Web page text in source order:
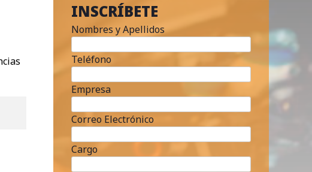
INSCRÍBETE
Nombres y Apellidos
Teléfono
Empresa
Correo Electrónico
Cargo